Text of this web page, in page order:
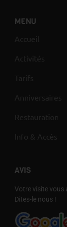
MENU
Accueil
Activités
Tarifs
Anniversaires
Restauration
Info & Accès
AVIS
Votre visite vous
Dites-le nous !